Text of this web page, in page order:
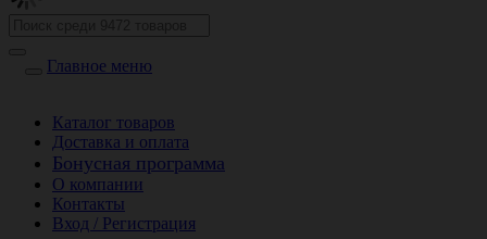
Главное меню
Каталог товаров
Доставка и оплата
Бонусная программа
О компании
Контакты
Вход / Регистрация